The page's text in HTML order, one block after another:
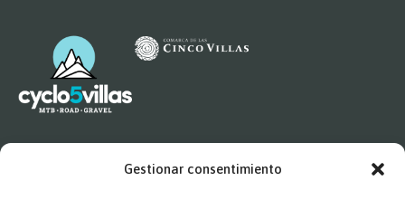
Gestionar consentimiento